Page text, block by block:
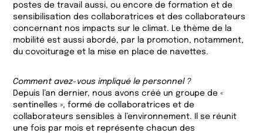
postes de travail aussi, ou encore de formation et de
sensibilisation des collaboratrices et des collaborateurs
concernant nos impacts sur le climat. Le thème de la
mobilité est aussi abordé, par la promotion, notamment,
du covoiturage et la mise en place de navettes.
Comment avez-vous impliqué le personnel ?
Depuis l’an dernier, nous avons créé un groupe de «
sentinelles », formé de collaboratrices et de
collaborateurs sensibles à l’environnement. Il se réunit
une fois par mois et représente chacun des